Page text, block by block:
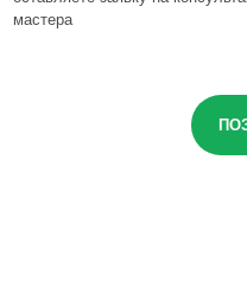
мастера